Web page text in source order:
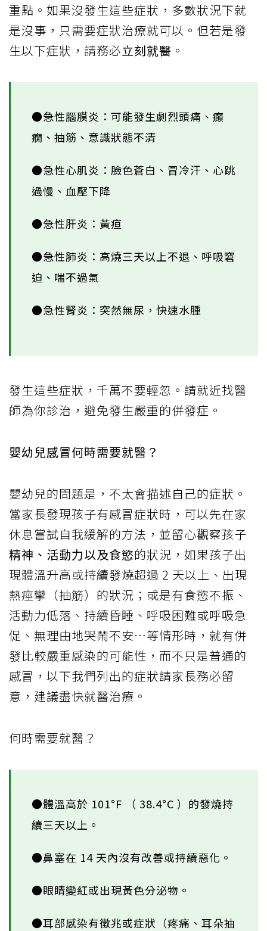
重點。如果沒發生這些症狀，多數狀況下就
是沒事，只需要症狀治療就可以。但若是發
生以下症狀，請務必立刻就醫 。
●急性腦膜炎：可能發生劇烈頭痛、癲
癇、抽筋、意識狀態不清
●急性心肌炎：臉色蒼白、冒冷汗、心跳
過慢、血壓下降
●急性肝炎：黃疸
●急性肺炎：高燒三天以上不退、呼吸窘
迫、喘不過氣
●急性腎炎：突然無尿，快速水腫
發生這些症狀，千萬不要輕忽。請就近找醫
師為你診治，避免發生嚴重的併發症。
嬰幼兒感冒何時需要就醫？
嬰幼兒的問題是，不太會描述自己的症狀。
當家長發現孩子有感冒症狀時，可以先在家
休息嘗試自我緩解的方法，並留心觀察孩子
精神、活動力以及食慾的狀況，如果孩子出
現體溫升高或持續發燒超過 2 天以上、出現
熱痙攣（抽筋）的狀況；或是有食慾不振、
活動力低落、持續昏睡、呼吸困難或呼吸急
促、無理由地哭鬧不安…等情形時，就有併
發比較嚴重感染的可能性，而不只是普通的
感冒，以下我們列出的症狀請家長務必留
意，建議盡快就醫治療。
何時需要就醫？
●體溫高於 101°F （ 38.4°C ）的發燒持
續三天以上。
●鼻塞在 14 天內沒有改善或持續惡化。
●眼睛變紅或出現黃色分泌物。
●耳部感染有徵兆或症狀（疼痛、耳朵抽